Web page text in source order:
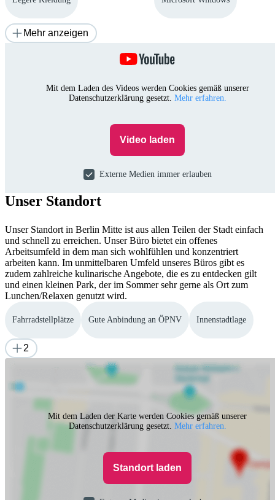
Mehr anzeigen
Mit dem Laden des Videos werden Cookies gemäß unserer
Datenschutzerklärung gesetzt. Mehr erfahren.
Video laden
Externe Medien immer erlauben
Unser Standort
Unser Standort in Berlin Mitte ist aus allen Teilen der Stadt einfach
und schnell zu erreichen. Unser Büro bietet ein offenes
Arbeitsumfeld in dem man sich wohlfühlen und konzentriert
arbeiten kann. Im unmittelbaren Umfeld unseres Büros gibt es
zudem zahlreiche kulinarische Angebote, die es zu entdecken gilt
und einen kleinen Park, der im Sommer sehr gerne als Ort zum
Lunchen/Relaxen genutzt wird.
Fahrradstellplätze Gute Anbindung an ÖPNV Innenstadtlage
2
Mit dem Laden der Karte werden Cookies gemäß unserer
Datenschutzerklärung gesetzt. Mehr erfahren.
Standort laden